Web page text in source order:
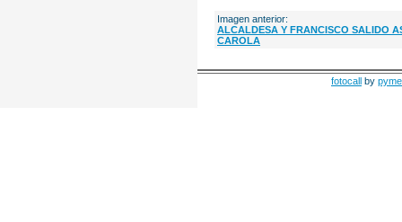
Imagen anterior:
ALCALDESA Y FRANCISCO SALIDO
CAROLA
fotocall by